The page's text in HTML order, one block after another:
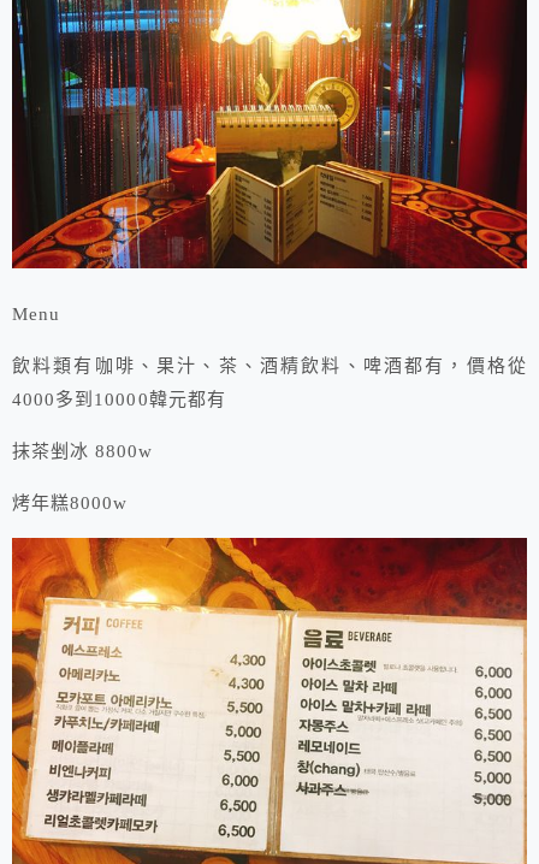
Menu
飲料類有咖啡、果汁、茶、酒精飲料、啤酒都有，價格從
4000多到10000韓元都有
抹茶剉冰 8800w
烤年糕8000w